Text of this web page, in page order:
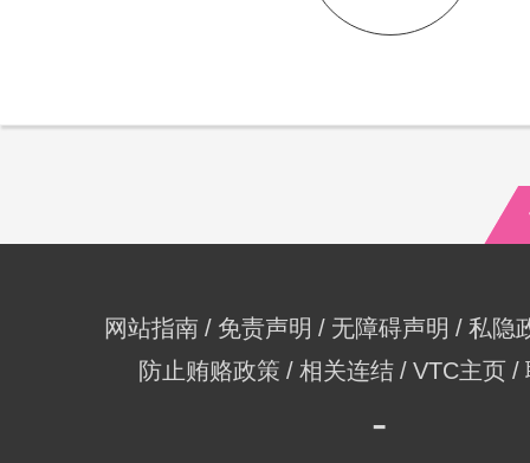
网站指南 免责声明 无障碍声明
私隐
防止贿赂政策
相关连结 VTC主页